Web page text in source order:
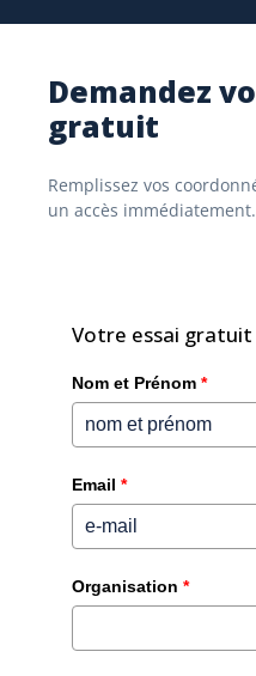
« L'utilisation et la
brainer. Grâce
Comment
d'Ishtar.Portal ?
Louis Ballaux poursuit :
Demandez
gratuit
Remplissez vos
un accès immédiatement.
Votre essai
Nom et Prénom *
Email *
Organisation *